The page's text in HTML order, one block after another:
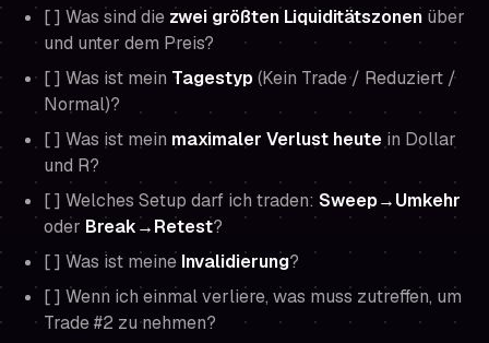
[ ] Was sind die zwei größten Liquiditätszonen über
und unter dem Preis?
[ ] Was ist mein Tagestyp(Kein Trade / Reduziert /
Normal)?
[ ] Was ist mein maximaler Verlust heute in Dollar
und R?
[ ] Welches Setup darf ich traden: Sweep→Umkehr
oder Break→Retest?
[ ] Was ist meine Invalidierung?
[ ] Wenn ich einmal verliere, was muss zutreffen, um
Trade #2 zu nehmen?